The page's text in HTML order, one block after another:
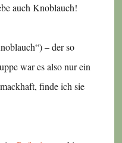
auch Knoblauch!
– der so
war es also nur ein
finde ich sie